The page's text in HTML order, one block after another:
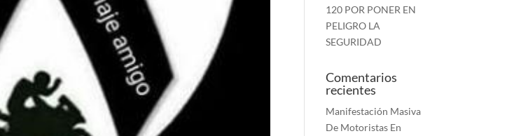
120 POR PONER EN
PELIGRO LA
SEGURIDAD
Comentarios
recientes
Manifestación Masiva
De Motoristas En